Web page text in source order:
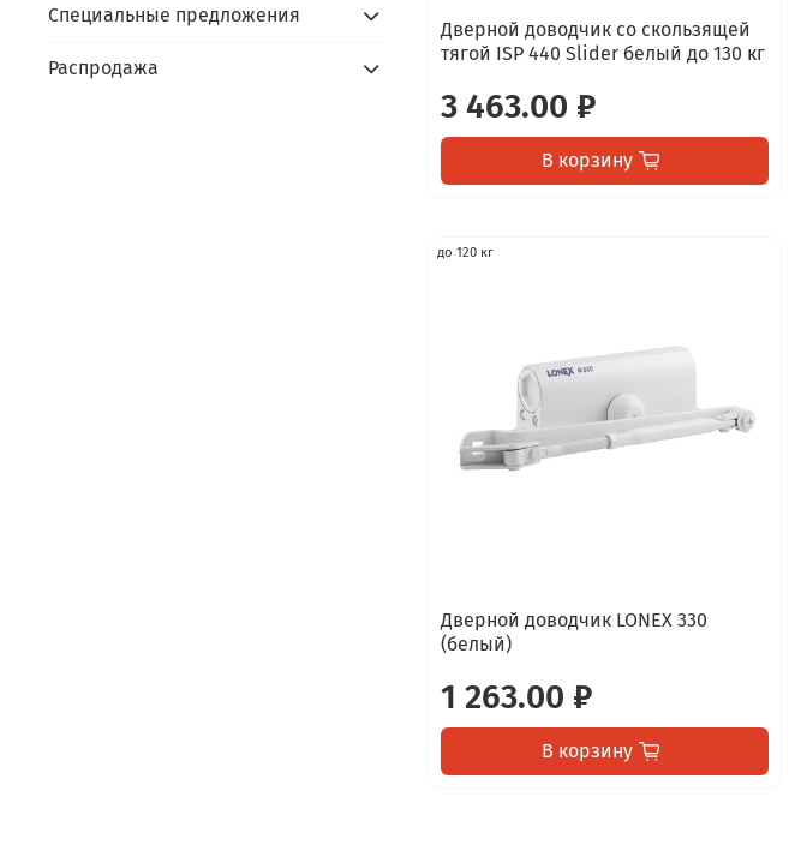
Дверной доводчик со скользящей
тягой ISP 440 Slider белый до 130 кг
3 463.00 ₽
В корзину
до 120 кг
Дверной доводчик LONEX 330
(белый)
1 263.00 ₽
В корзину
Специальные предложения
Распродажа